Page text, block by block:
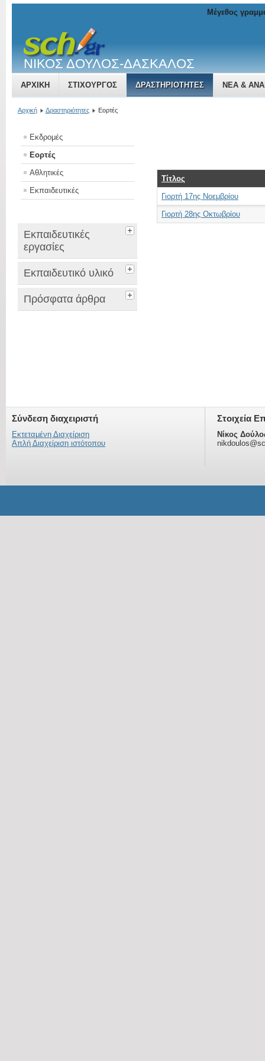
ΝΙΚΟΣ ΔΟΥΛΟΣ-ΔΑΣΚΑΛΟΣ
ΑΡΧΙΚΉ ΣΤΙΧΟΥΡΓΟΣ ΔΡΑΣΤΗΡΙΌΤΗΤΕΣ ΝΈΑ &
Μέγεθος
Αρχική Δραστηριότητες Εορτές
Εκδρομές
Εορτές
Αθλητικές
Εκπαιδευτικές
Εκπαιδευτικές
εργασίες
Εκπαιδευτικό υλικό
Πρόσφατα άρθρα
Τίτλος
Γιορτή 17ης Νοεμβρίου
Γιορτή 28ης Οκτωβρίου
Σύνδεση διαχειριστή
Εκτεταμένη Διαχείριση
Απλή Διαχείριση ιστότοπου
Στοιχεία
Νίκος